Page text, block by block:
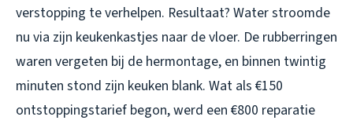
verstopping te verhelpen. Resultaat? Water stroomde
nu via zijn keukenkastjes naar de vloer. De rubberringen
waren vergeten bij de hermontage, en binnen twintig
minuten stond zijn keuken blank. Wat als €150
ontstoppingstarief begon, werd een €800 reparatie